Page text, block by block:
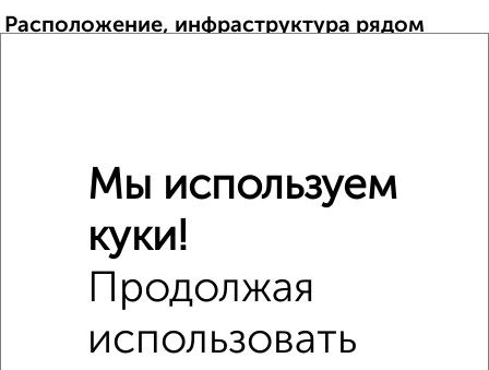
Расположение, инфраструктура рядом
Мы используем
куки!
Продолжая
использовать